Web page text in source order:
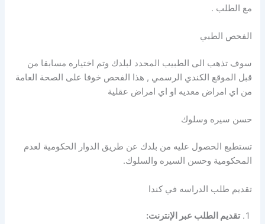
مع الطلب .
الفحص الطبي
سوف تذهب الى الطبيب المحدد لبلدك وتم اختياره مسابقا من
قبل الموقع الكندي الرسمي , هذا الفحص خوفا على الصحة العامة
من اي امراض معديه او اي امراض عقلية
حسن سيره وسلوك
تستطيع الحصول عليه من بلدك عن طريق الدوار الحكومية لعدم
المحكومية وحسن السيره والسلوك.
تقديم طلب الدراسه في كندا
تقديم الطلب عبر الإنترنت: